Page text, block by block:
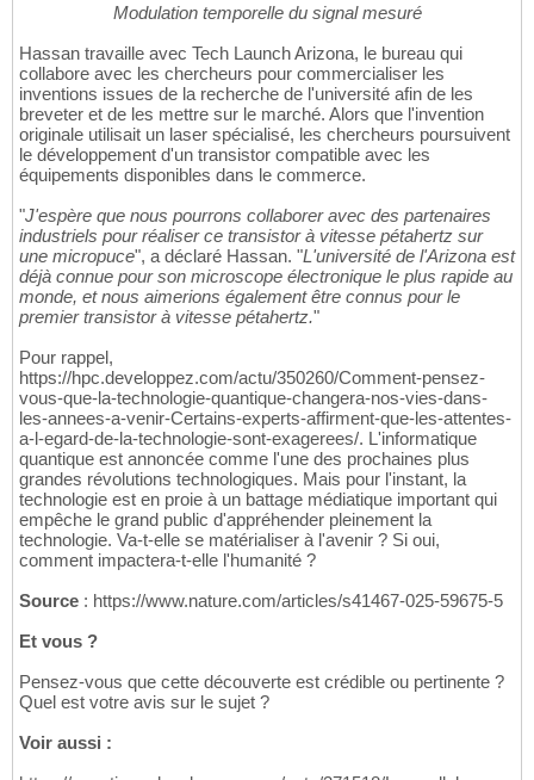
Modulation temporelle du signal mesuré
Hassan travaille avec Tech Launch Arizona, le bureau qui
collabore avec les chercheurs pour commercialiser les
inventions issues de la recherche de l'université afin de les
breveter et de les mettre sur le marché. Alors que l'invention
originale utilisait un laser spécialisé, les chercheurs poursuivent
le développement d'un transistor compatible avec les
équipements disponibles dans le commerce.
"J'espère que nous pourrons collaborer avec des partenaires
industriels pour réaliser ce transistor à vitesse pétahertz sur
une micropuce", a déclaré Hassan. "L'université de l'Arizona est
déjà connue pour son microscope électronique le plus rapide au
monde, et nous aimerions également être connus pour le
premier transistor à vitesse pétahertz."
Pour rappel,
https://hpc.developpez.com/actu/350260/Comment-pensez-
vous-que-la-technologie-quantique-changera-nos-vies-dans-
les-annees-a-venir-Certains-experts-affirment-que-les-attentes-
a-l-egard-de-la-technologie-sont-exagerees/. L'informatique
quantique est annoncée comme l'une des prochaines plus
grandes révolutions technologiques. Mais pour l'instant, la
technologie est en proie à un battage médiatique important qui
empêche le grand public d'appréhender pleinement la
technologie. Va-t-elle se matérialiser à l'avenir ? Si oui,
comment impactera-t-elle l'humanité ?
Source : https://www.nature.com/articles/s41467-025-59675-5
Et vous ?
Pensez-vous que cette découverte est crédible ou pertinente ?
Quel est votre avis sur le sujet ?
Voir aussi :